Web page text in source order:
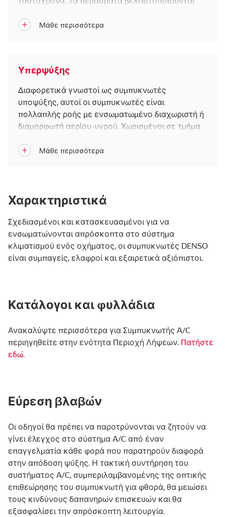
δεξαμενές.
Υπερψύξης
Διαφορετικά γνωστοί ως συμπυκνωτές
υποψύξης, αυτοί οι συμπυκνωτές είναι
πολλαπλής ροής με ενσωματωμένο διαχωριστή ή
διαμορφωτή αερίου-υγρού. Χωρισμένοι σε τμήμα
συμπυκνωτή προσφέρουν βελτιωμένη απόδοση
Χαρακτηριστικά
Σχεδιασμένοι και κατασκευασμένοι για να
ενσωματώνονται απρόσκοπτα στο σύστημα
κλιματισμού ενός οχήματος, οι συμπυκνωτές DENSO
είναι συμπαγείς, ελαφροί και εξαιρετικά αξιόπιστοι.
Κατάλογοι και φυλλάδια
Ανακαλύψτε περισσότερα για Συμπυκνωτής A/C
περιηγηθείτε στην ενότητα Περιοχή Λήψεων. Πατήστε
εδώ.
Εύρεση βλαβών
Οι οδηγοί θα πρέπει να παροτρύνονται να ζητούν να
γίνει έλεγχος στο σύστημα A/C από έναν
επαγγελματία κάθε φορά που παρατηρούν διαφορά
στην απόδοση ψύξης. Η τακτική συντήρηση του
συστήματος A/C, συμπεριλαμβανομένης της οπτικής
επιθεώρησης του συμπυκνωτή για φθορά, θα μειώσει
τους κινδύνους δαπανηρών επισκευών και θα
εξασφαλίσει την απρόσκοπτη λειτουργία.